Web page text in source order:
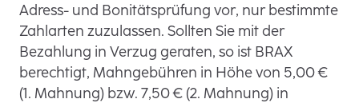
Adress- und Bonitätsprüfung vor, nur bestimmte
Zahlarten zuzulassen. Sollten Sie mit der
Bezahlung in Verzug geraten, so ist BRAX
berechtigt, Mahngebühren in Höhe von 5,00 €
(1. Mahnung) bzw. 7,50 € (2. Mahnung) in